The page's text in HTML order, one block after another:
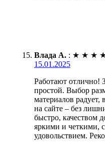
Влада А. : ★ ★ ★
15.01.2025
Работают отлично!
простой. Выбор
материалов
на сайте – без
быстро, качеством
яркими и четкими,
удовольствием.